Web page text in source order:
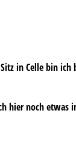
in Celle bin
hier noch etwas